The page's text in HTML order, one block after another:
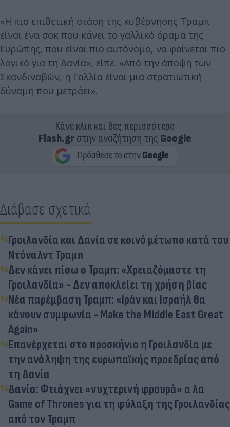
«Η πιο επιθετική στάση της κυβέρνησης Τραμπ
είναι ένα σοκ που κάνει το γαλλικό όραμα της
Ευρώπης, που είναι πιο αυτόνομο, να φαίνεται πιο
λογικό για τη Δανία», είπε. «Από την άποψη των
Σκανδιναβών, η Γαλλία είναι μια στρατιωτική
δύναμη που μετράει».
Κάνε κλικ και δες περισσότερο
Flash.grστην αναζήτηση της Google
Διάβασε σχετικά
Γροιλανδία και Δανία σε κοινό μέτωπο κατά του
Ντόναλντ Τραμπ
Δεν κάνει πίσω ο Τραμπ: «Χρειαζόμαστε τη
Γροιλανδία» - Δεν αποκλείει τη χρήση βίας
Νέα παρέμβαση Τραμπ: «Ιράν και Ισραήλ θα
κάνουν συμφωνία - Make the Middle East Great
Again»
Επανέρχεται στο προσκήνιο η Γροιλανδία με
την ανάληψη της ευρωπαϊκής προεδρίας από
τη Δανία
Δανία: Φτιάχνει «νυχτερινή φρουρά» α λα
Game of Thrones για τη φύλαξη της Γροιλανδίας
από τον Τραμπ